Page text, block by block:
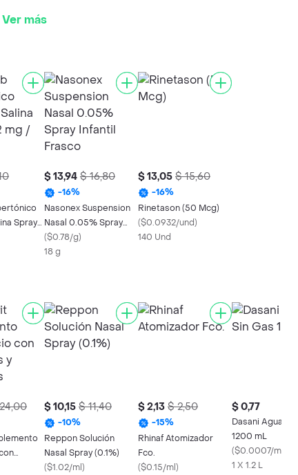
Ver más
Spray
$ 13,94 $ 16,80
-16%
Nasonex Suspension
Nasal 0.05% Spray
Infantil Frasco
($0.78/g)
18 g
$ 13,05 $ 15,60
-16%
Rinetason (50 Mcg)
($0.0932/und)
140 Und
$ 10,15 $ 11,40
-10%
Reppon Solución
Nasal Spray (0.1%)
($1.02/ml)
$ 2,13 $ 2,50
-15%
Rhinaf Atomizador
Fco.
($0.15/ml)
$ 0,77
Dasani Agua
1200 mL
($0.0007/ml
1 X 1.2 L